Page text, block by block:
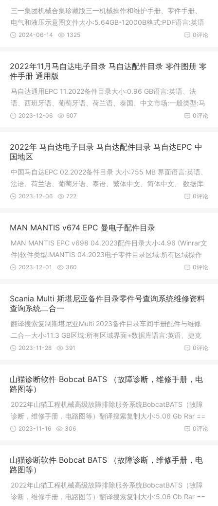
三一集团机械合集珍藏版三一机械操作和维护手册、零件手册、
电气和液压示意图文件大小:5.64GB-12000B格式:PDF语言:英语
品牌:SANY
0评论
2024-06-14 1325
2022年11月马自达电子目录 马自达配件目录 零件图册 零
件手册 通用版
马自达通用EPC 11.2022备件目录大小:0.96 GB语言:英语、法
语、西班牙语、葡萄牙语、荷兰语、泰国、中文市场:一般类型:马
自达车辆
0评论
2023-12-06 607
2022年 马自达电子目录 马自达配件目录 马自达EPC 中
国地区
中国马自达EPC 02.2022备件目录 大小:755 MB 界面语言:英语、
法语、荷兰语、葡萄牙语、泰语、繁体中文、简体中文、 数据库
语言:
0评论
2023-12-06 722
MAN MANTIS v674 EPC 曼电子配件目录
MAN MANTIS EPC v698 04.2023配件目录大小:4.96 (Winrar文
件)软件类型:MANTIS 04.2023电子零件目录区域:所有区域操作
系统:Window
0评论
2023-12-01 360
Scania Multi 斯堪尼亚备件目录零件号查询系统维修资料
查询系统二合一
翻译搜索复制斯堪尼亚Multi 2023备件目录车间手册配件与维修
二合一大小:11.3 GB区域:所有区域界面+数据库语言:英语、捷克
语、德
0评论
2023-11-28 391
山猫诊断软件 Bobcat BATS （故障诊断，维修手册，电
路图等）
2022年山猫工程机械高级故障排除服务系统BobcatBATS（故障
诊断，维修手册，电路图等）翻译搜索复制大小:5.06 Gb Rar ==
=6.3Gb(解
0评论
2023-11-16 306
山猫诊断软件 Bobcat BATS （故障诊断，维修手册，电
路图等）
2022年山猫工程机械高级故障排除服务系统BobcatBATS（故障
诊断，维修手册，电路图等）翻译搜索复制大小:5.06 Gb Rar ==